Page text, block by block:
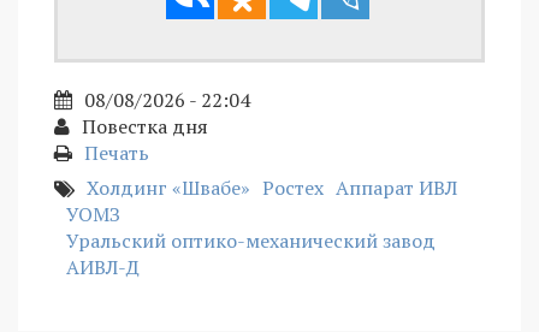
08/08/2026 - 22:04
Повестка дня
Печать
Холдинг «Швабе» Ростех Аппарат ИВЛ
УОМЗ
Уральский оптико-механический завод
АИВЛ-Д